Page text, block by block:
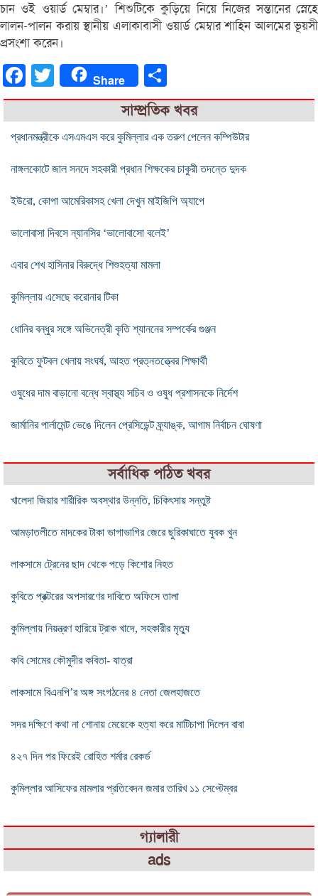
চান ওই ওয়ার্ড মেম্বার।’ শিশুটিকে কুড়িয়ে নিয়ে নিজের সন্তানের স্নেহে
লালন-পালন করায় স্থানীয় এলাকাবাসী ওয়ার্ড মেম্বার শাহিন আলমের ভূয়সী
প্রসংশা করেন।
FacebookTwitter Share
সাম্প্রতিক খবর
প্রধানমন্ত্রীকে এসএমএস করে কুমিল্লার এক তরুণ পেলেন কম্পিউটার
নাঙ্গলকোটে জাল সনদে সহকারী প্রধান শিক্ষকের চাকুরী তদন্তে দুদক
ইউরো, কোপা আমেরিকাসহ খেলা দেখুন মাইজিপি অ্যাপে
ভালোবাসা দিবসে ন্যানসির ‘ভালোবাসো বলেই’
এবার শেখ হাসিনার বিরুদ্ধে শিশুহত্যা মামলা
কুমিল্লায় ‍এসেছে করোনার টিকা
ধোনির বন্ধুর সঙ্গে অভিনেত্রী কৃতি শ্যাননের সম্পর্কের গুঞ্জন
কুবিতে ফুটবল খেলায় সংঘর্ষ, আহত প্রত্নতত্ত্বের শিক্ষার্থী
ওষুধের দাম বাড়ানো বন্ধে স্বাস্থ্য সচিব ও ওষুধ প্রশাসনকে নির্দেশ
জার্মানির পার্লামেন্ট ভেঙে দিলেন প্রেসিডেন্ট ফ্র্যাঙ্ক, আগাম নির্বাচন ঘোষণা
সর্বাধিক পঠিত খবর
খালেদা জিয়ার শারীরিক অবস্থার উন্নতি, চিকিৎসায় সন্তুষ্ট
আমড়াতলীতে মাদকের টাকা ভাগাভাগির জেরে ছুরিকাঘাতে যুবক খুন
লাকসামে ট্রেনের ছাদ থেকে পড়ে কিশোর নিহত
কুবিতে প্রক্টরের অপসারণের দাবিতে অফিসে তালা
কুমিল্লায় নিয়ন্ত্রণ হারিয়ে ট্রাক খাদে, সহকারীর মৃত্যু
কবি সোমের কৌমুদীর কবিতা- যাত্রা
লাকসামে বিএনপি’র অঙ্গ সংগঠনের ৪ নেতা জেলহাজতে
সদর দক্ষিণে কথা না শোনায় মেয়েকে হত্যা করে মাটিচাপা দিলেন বাবা
৪২৭ দিন পর ফিরেই রোহিত শর্মার রেকর্ড
কুমিল্লার আসিফের মামলার প্রতিবেদন জমার তারিখ ১১ সেপ্টেম্বর
গ্যালারী
ads